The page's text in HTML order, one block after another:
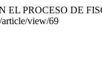
EL PROCESO DE
article/view/69